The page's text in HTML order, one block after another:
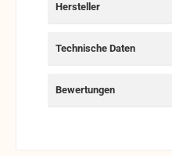
Hersteller
Technische Daten
Bewertungen